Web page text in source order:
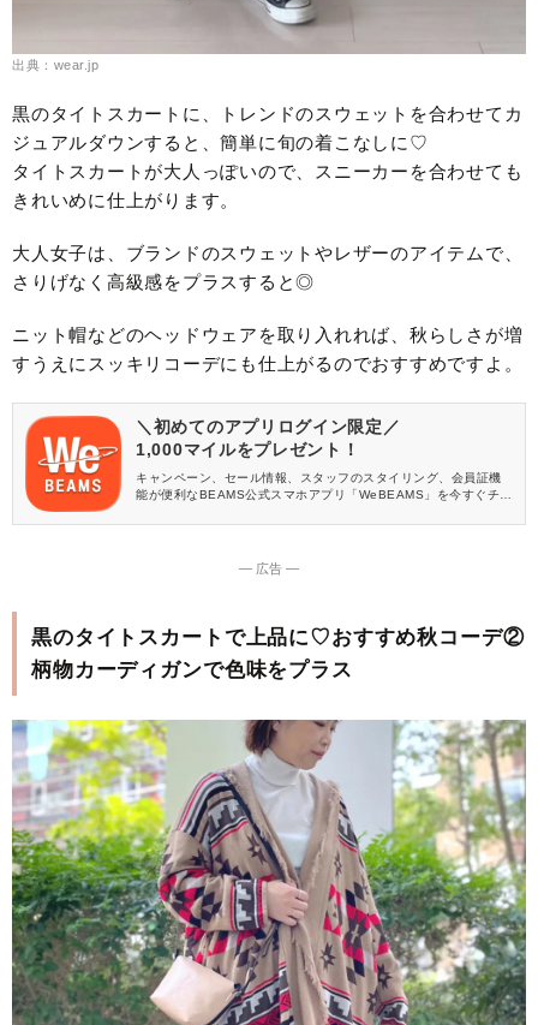
出典：wear.jp
黒のタイトスカートに、トレンドのスウェットを合わせてカ
ジュアルダウンすると、簡単に旬の着こなしに♡
タイトスカートが大人っぽいので、スニーカーを合わせても
きれいめに仕上がります。
大人女子は、ブランドのスウェットやレザーのアイテムで、
さりげなく高級感をプラスすると◎
ニット帽などのヘッドウェアを取り入れれば、秋らしさが増
すうえにスッキリコーデにも仕上がるのでおすすめですよ。
＼初めてのアプリログイン限定／
1,000マイルをプレゼント！
キャンペーン、セール情報、スタッフのスタイリング、会員証機
能が便利なBEAMS公式スマホアプリ「WeBEAMS」を今すぐチェ
― 広告 ―
黒のタイトスカートで上品に♡おすすめ秋コーデ②
柄物カーディガンで色味をプラス